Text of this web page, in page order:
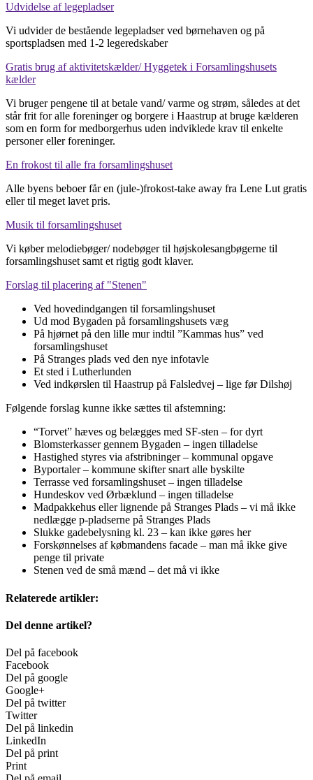
Udvidelse af legepladser
Vi udvider de bestående legepladser ved børnehaven og på
sportspladsen med 1-2 legeredskaber
Gratis brug af aktivitetskælder/ Hyggetek i Forsamlingshusets
kælder
Vi bruger pengene til at betale vand/ varme og strøm, således at det
står frit for alle foreninger og borgere i Haastrup at bruge kælderen
som en form for medborgerhus uden indviklede krav til enkelte
personer eller foreninger.
En frokost til alle fra forsamlingshuset
Alle byens beboer får en (jule-)frokost-take away fra Lene Lut gratis
eller til meget lavet pris.
Musik til forsamlingshuset
Vi køber melodiebøger/ nodebøger til højskolesangbøgerne til
forsamlingshuset samt et rigtig godt klaver.
Forslag til placering af "Stenen"
Ved hovedindgangen til forsamlingshuset
Ud mod Bygaden på forsamlingshusets væg
På hjørnet på den lille mur indtil ”Kammas hus” ved
forsamlingshuset
På Stranges plads ved den nye infotavle
Et sted i Lutherlunden
Ved indkørslen til Haastrup på Falsledvej – lige før Dilshøj
Følgende forslag kunne ikke sættes til afstemning:
“Torvet” hæves og belægges med SF-sten – for dyrt
Blomsterkasser gennem Bygaden – ingen tilladelse
Hastighed styres via afstribninger – kommunal opgave
Byportaler – kommune skifter snart alle byskilte
Terrasse ved forsamlingshuset – ingen tilladelse
Hundeskov ved Ørbæklund – ingen tilladelse
Madpakkehus eller lignende på Stranges Plads – vi må ikke
nedlægge p-pladserne på Stranges Plads
Slukke gadebelysning kl. 23 – kan ikke gøres her
Forskønnelses af købmandens facade – man må ikke give
penge til private
Stenen ved de små mænd – det må vi ikke
Relaterede artikler:
Del denne artikel?
Del på facebook
Facebook
Del på google
Google+
Del på twitter
Twitter
Del på linkedin
LinkedIn
Del på print
Print